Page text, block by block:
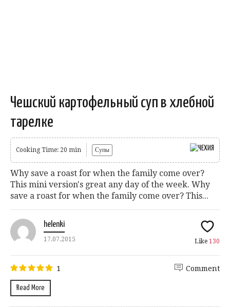
Чешский картофельный суп в хлебной
тарелке
Cooking Time: 20 min Супы
Why save a roast for when the family come over?
This mini version's great any day of the week. Why
save a roast for when the family come over? This...
helenki
17.07.2015 Like 130
1
Read More
Comment